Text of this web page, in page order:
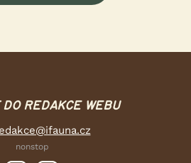
DO REDAKCE WEBU
nonstop